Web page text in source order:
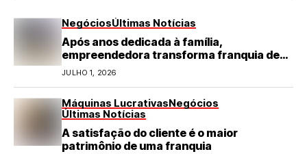
NegóciosÚltimas Notícias
Após anos dedicada à família,
empreendedora transforma franquia de
turismo em negócio de destaque no RN
JULHO 1, 2026
Máquinas LucrativasNegócios
Últimas Notícias
A satisfação do cliente é o maior
patrimônio de uma franquia